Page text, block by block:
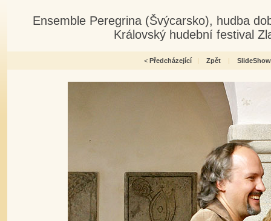
Ensemble Peregrina (Švýcarsko), hudba
Královský hudební festival
< Předcházející | Zpět | SlideShow